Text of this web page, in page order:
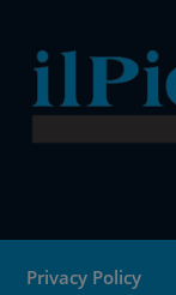
Privacy Policy